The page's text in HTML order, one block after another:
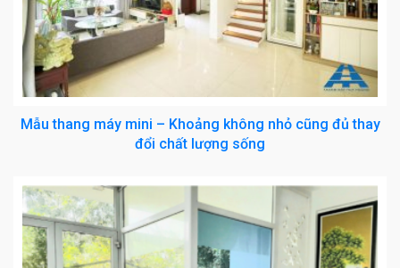
Mẫu thang máy mini – Khoảng không nhỏ cũng đủ thay
đổi chất lượng sống